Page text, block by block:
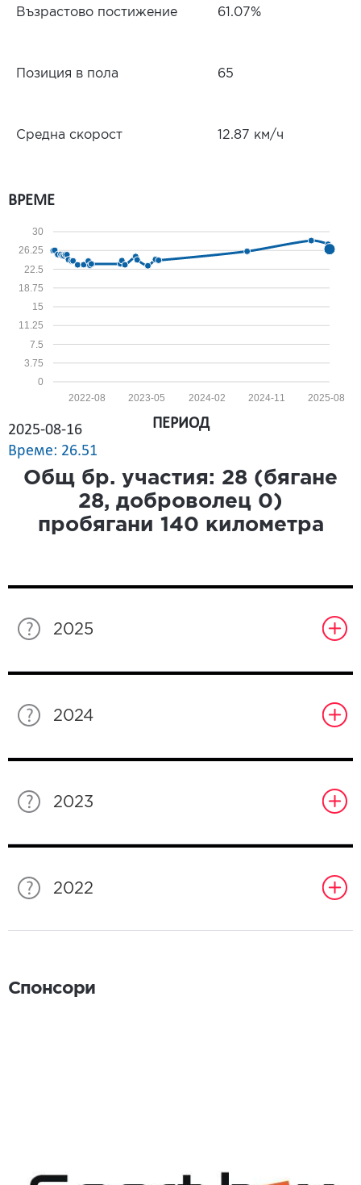
Възрастово постижение 61.07%
Позиция в пола 65
Средна скорост 12.87 км/ч
ВРЕМЕ
0
3.75
7.5
11.25
15
18.75
22.5
26.25
30
2025-08
2024-11
2024-02
2023-05
2022-08
2025-08-16
Време: 26.51
ПЕРИОД
Общ бр. участия: 28 (бягане
28, доброволец 0)
пробягани 140 километра
2025
2024
2023
2022
Спонсори